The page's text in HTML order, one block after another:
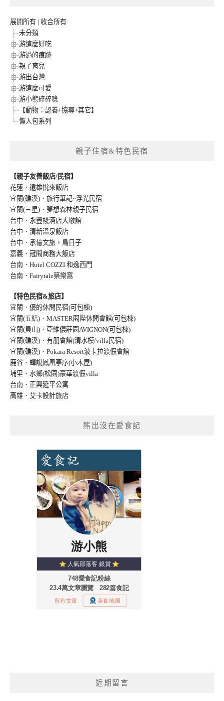
展開所有 | 收合所有
未分類
游這麼好吃
游過的痕跡
親子育兒
游出台灣
游這麼可愛
游小熊碎碎唸
【動物：認養+協尋+其它】
懶人包系列
親子住宿&特色民宿
【親子友善飯店/民宿】
花蓮．遠雄悅來飯店
宜蘭(礁溪)．旅行筆記~浮光民宿
宜蘭(三星)．夢想森林親子民宿
台中．永豐棧酒店大墩館
台中．清新溫泉飯店
台中．承億文旅，鳥日子
嘉義．冠閣商務大飯店
台南．Hotel COZZI 和逸西門
台南．Fairytale築樂窩
【特色民宿&旅店】
宜蘭．優的休閒民宿(可包棟)
宜蘭(五結)．MASTER閣陛休閒會館(可包棟)
宜蘭(員山)．亞維儂莊園AVIGNON(可包棟)
宜蘭(礁溪)．有朋會館(清水模/villa民宿)
宜蘭(礁溪)．Pokara Resort波卡拉渡假會館
鹿谷．蟬說鳳凰亭序(小木屋)
埔里．水鄉(松園)豪華渡假villa
台南．正興延平公寓
高雄．艾卡設計旅店
熊出沒在愛食記
近期留言